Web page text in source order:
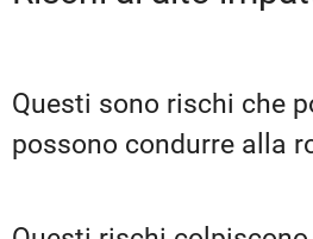
Questi sono rischi che
possono condurre alla